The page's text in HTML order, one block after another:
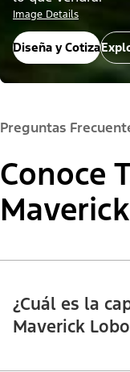
Image Details
Diseña y Cotiza
Preguntas
Conoce
¿Cuál es la
Maverick